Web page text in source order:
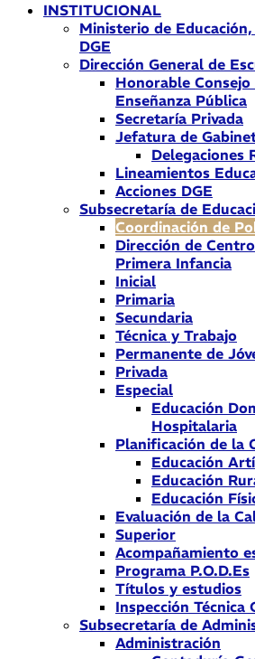
INSTITUCIONAL
Ministerio de
DGE
Dirección General de
Honorable
Enseñanza Pública
Secretaría Privada
Jefatura de
Delegaciones
Lineamientos
Acciones DGE
Subsecretaría de
Coordinación de
Dirección de
Primera Infancia
Inicial
Primaria
Secundaria
Técnica y Trabajo
Permanente de
Privada
Especial
Educación
Hospitalaria
Planificación de la
Educación
Educación
Educación
Evaluación de la
Superior
Acompañamiento
Programa P.O.D.Es
Títulos y estudios
Inspección Técnica
Subsecretaría de
Administración